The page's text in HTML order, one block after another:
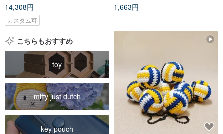
14,308円
カスタム可
1,663円
こちらもおすすめ
toy
miffy just dutch
key pouch